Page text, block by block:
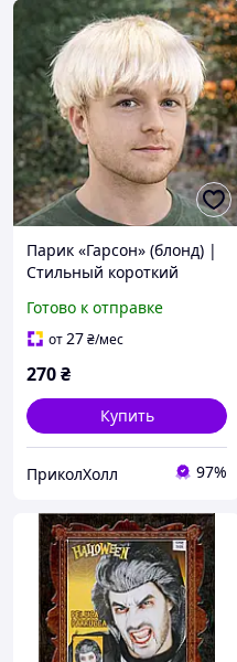
Парик «Гарсон» (блонд) |
Стильный короткий
Готово к отправке
от27₴/мес
270₴
Купить
ПриколХолл 97%